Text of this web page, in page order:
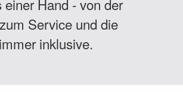
einer Hand - von der
Service und die
inklusive.